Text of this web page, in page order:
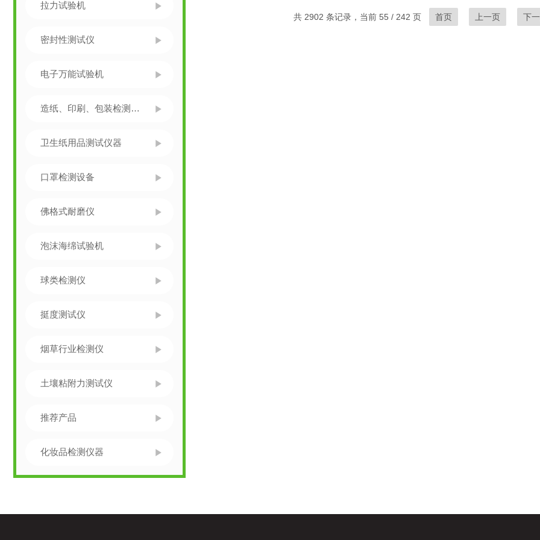
拉力试验机
密封性测试仪
电子万能试验机
造纸、印刷、包装检测仪器
卫生纸用品测试仪器
口罩检测设备
佛格式耐磨仪
泡沫海绵试验机
球类检测仪
挺度测试仪
烟草行业检测仪
土壤粘附力测试仪
推荐产品
化妆品检测仪器
共 2902 条记录，当前 55 / 242 页 首页 上一页 下